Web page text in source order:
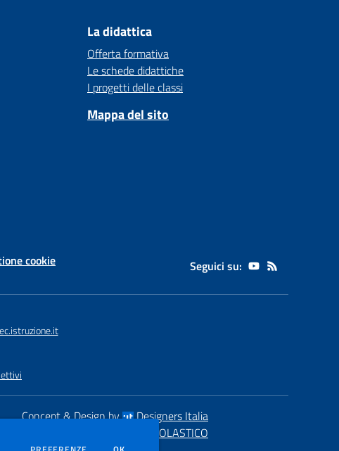
La didattica
Offerta formativa
Le schede didattiche
I progetti delle classi
Mappa del sito
cookie Seguici su:
Concept & Design by
Designers Italia
SCUOLASTICO